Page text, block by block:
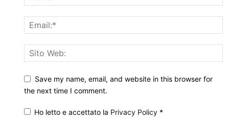
Save my name, email, and website in this browser for
the next time I comment.
Ho letto e accettato la Privacy Policy *